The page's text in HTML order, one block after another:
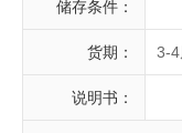
储存条件：
货期： 3-4
说明书：